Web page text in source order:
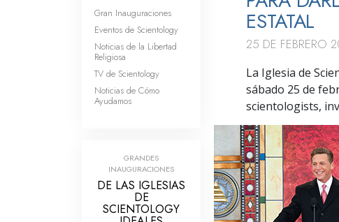
ESTATAL
25 DE FEBRERO
La Iglesia de
sábado 25 de
scientologists,
Gran Inauguraciones
Eventos de Scientology
Noticias de la Libertad
Religiosa
TV de Scientology
Noticias de Cómo
Ayudamos
GRANDES
INAUGURACIONES
DE LAS IGLESIAS
DE
SCIENTOLOGY